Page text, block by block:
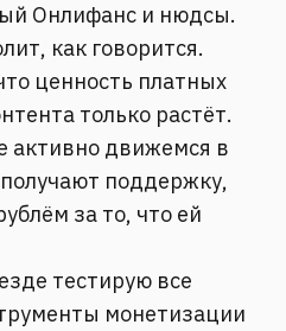
Онлифанс и нюдсы.
как говорится.
ценность платных
только растёт.
активно движемся в
поддержку,
за то, что ей
тестирую все
монетизации